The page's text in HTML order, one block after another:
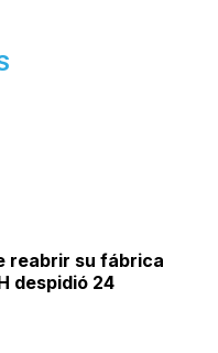
reabrir su fábrica
despidió 24